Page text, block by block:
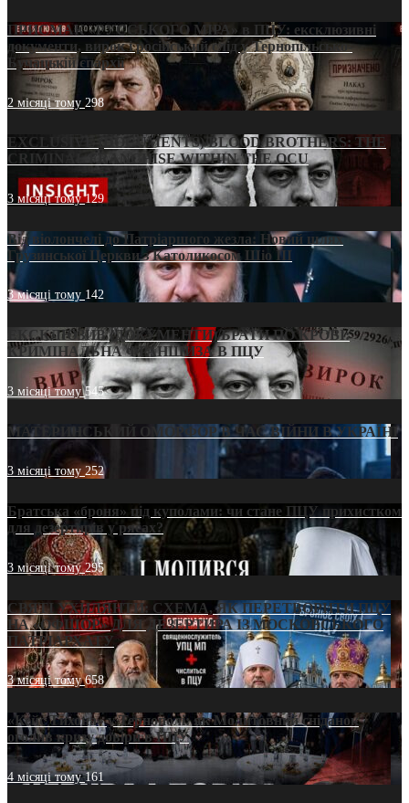
ПРИСМАК «РУССЬКОГО МІРА» в ПЦУ: ексклюзивні
документи, вирок і російський слід у Тернопільсько-
Бучацькій єпархії
2 місяці тому 298
EXCLUSIVE (DOCUMENTS)/BLOOD BROTHERS: THE
CRIMINAL FRANCHISE WITHIN THE OCU
3 місяці тому129
Від віолончелі до Патріаршого жезла: Новий шлях
Грузинської Церкви з Католикосом Шіо III
3 місяці тому 142
ЕКСКЛЮЗИВ (ДОКУМЕНТИ)/БРАТИ ПО КРОВІ:
КРИМІНАЛЬНА ФРАНШИЗА В ПЦУ
3 місяці тому545
МАТЕРИНСЬКИЙ ОМОРФОР В ЧАС ВІЙНИ В УКРАЇНІ
3 місяці тому252
Братська «броня» під куполами: чи стане ПЦУ прихистком
для дезертирів у рясах?
3 місяці тому295
СВЯТІ УХИЛЯНТИ: СХЕМА, ЯК ПЕРЕТВОРИТИ ПЦУ
НА «ОФШОР» ДЛЯ ДЕЗЕРТИРА ІЗ МОСКОВСЬКОГО
ПАТРІАРХАТУ
3 місяці тому658
«Кейс Тихона» у Тернополі: як Молитовний сніданок
оголив кризу довіри в ПЦУ
4 місяці тому161